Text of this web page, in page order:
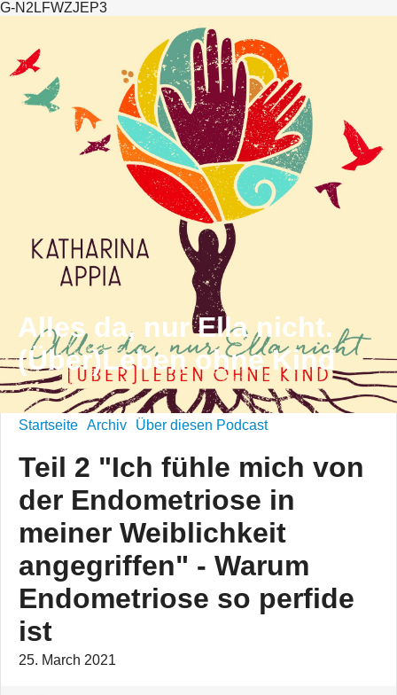
G-N2LFWZJEP3
Alles da, nur Ella nicht.
(Über)Leben ohne Kind
Startseite Archiv Über diesen Podcast
Teil 2 "Ich fühle mich von
der Endometriose in
meiner Weiblichkeit
angegriffen" - Warum
Endometriose so perfide
ist
25. March 2021